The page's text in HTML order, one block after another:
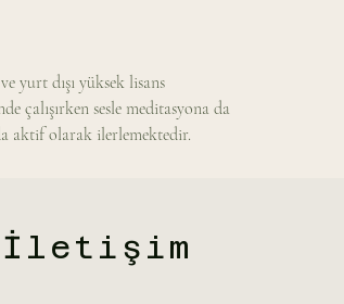
yurt dışı yüksek lisans
çalışırken sesle meditasyona da
aktif olarak ilerlemektedir.
İletişim